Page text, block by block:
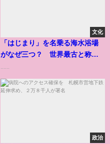
文化
「はじまり」を名乗る海水浴場
がなぜ三つ？ 世界最古と称す
政治